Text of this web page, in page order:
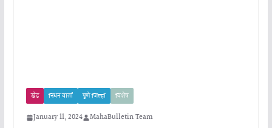
खेड निधन वार्ता पुणे जिल्हा विशेष
January 11, 2024 MahaBulletin Team